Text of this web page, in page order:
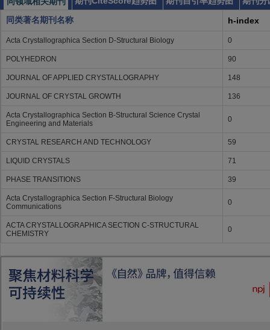
同类著名期刊名称
h-index
Acta Crystallographica Section D-Structural Biology 0
POLYHEDRON 90
JOURNAL OF APPLIED CRYSTALLOGRAPHY 148
JOURNAL OF CRYSTAL GROWTH 136
Acta Crystallographica Section B-Structural Science Crystal
Engineering and Materials
0
CRYSTAL RESEARCH AND TECHNOLOGY 59
LIQUID CRYSTALS 71
PHASE TRANSITIONS 39
Acta Crystallographica Section F-Structural Biology
Communications
0
ACTA CRYSTALLOGRAPHICA SECTION C-STRUCTURAL
CHEMISTRY
0